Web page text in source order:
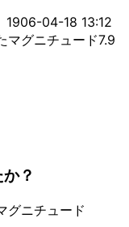
1906-04-18 13:12
マグニチュード7.9
？
グニチュード